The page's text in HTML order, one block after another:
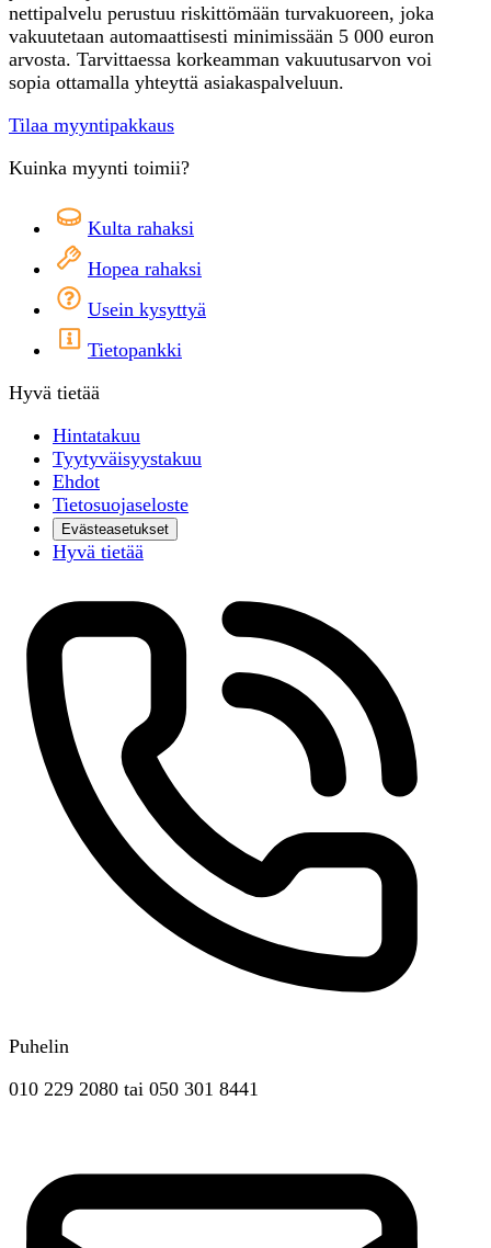
nettipalvelu perustuu riskittömään turvakuoreen, joka
vakuutetaan automaattisesti minimissään 5 000 euron
arvosta. Tarvittaessa korkeamman vakuutusarvon voi
sopia ottamalla yhteyttä asiakaspalveluun.
Tilaa myyntipakkaus
Kuinka myynti toimii?
Kulta rahaksi
Hopea rahaksi
Usein kysyttyä
Tietopankki
Hyvä tietää
Hintatakuu
Tyytyväisyystakuu
Ehdot
Tietosuojaseloste
Evästeasetukset
Hyvä tietää
Puhelin
010 229 2080 tai 050 301 8441